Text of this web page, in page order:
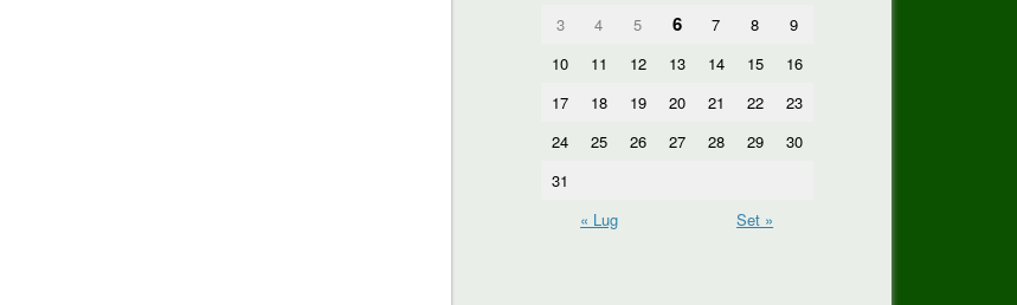
3
4 5 6 7 8
9
10
11 12 13 14 15
16
17
18 19 20 21 22
23
24
25 26 27 28 29
30
31
« Lug
Set »